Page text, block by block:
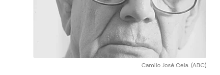
Camilo José Cela. (ABC)